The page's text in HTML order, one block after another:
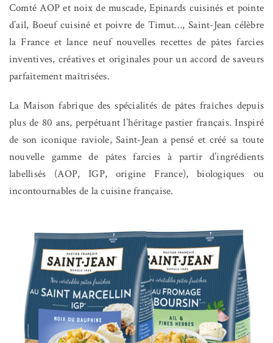
Comté AOP et noix de muscade, Epinards cuisinés et pointe
d’ail, Boeuf cuisiné et poivre de Timut…, Saint-Jean célèbre
la France et lance neuf nouvelles recettes de pâtes farcies
inventives, créatives et originales pour un accord de saveurs
parfaitement maîtrisées.
La Maison fabrique des spécialités de pâtes fraîches depuis
plus de 80 ans, perpétuant l’héritage pastier français. Inspiré
de son iconique raviole, Saint-Jean a pensé et créé sa toute
nouvelle gamme de pâtes farcies à partir d’ingrédients
labellisés (AOP, IGP, origine France), biologiques ou
incontournables de la cuisine française.